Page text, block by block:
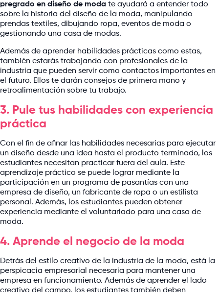
pregrado en diseño de moda te ayudará a entender todo
sobre la historia del diseño de la moda, manipulando
prendas textiles, dibujando ropa, eventos de moda o
gestionando una casa de modas.
Además de aprender habilidades prácticas como estas,
también estarás trabajando con profesionales de la
industria que pueden servir como contactos importantes en
el futuro. Ellos te darán consejos de primera mano y
retroalimentación sobre tu trabajo.
3. Pule tus habilidades con experiencia
práctica
Con el fin de afinar las habilidades necesarias para ejecutar
un diseño desde una idea hasta el producto terminado, los
estudiantes necesitan practicar fuera del aula. Este
aprendizaje práctico se puede lograr mediante la
participación en un programa de pasantías con una
empresa de diseño, un fabricante de ropa o un estilista
personal. Además, los estudiantes pueden obtener
experiencia mediante el voluntariado para una casa de
moda.
4. Aprende el negocio de la moda
Detrás del estilo creativo de la industria de la moda, está la
perspicacia empresarial necesaria para mantener una
empresa en funcionamiento. Además de aprender el lado